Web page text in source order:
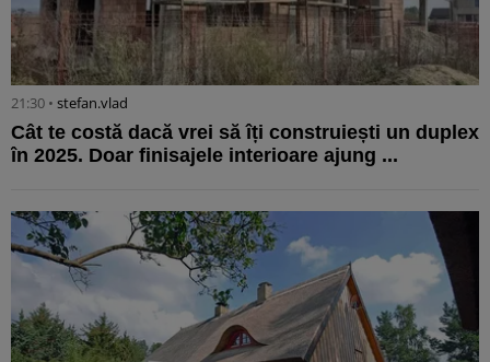
21:30 • stefan.vlad
Cât te costă dacă vrei să îți construiești un duplex
în 2025. Doar finisajele interioare ajung ...